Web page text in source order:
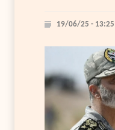
19/06/25 - 13:25